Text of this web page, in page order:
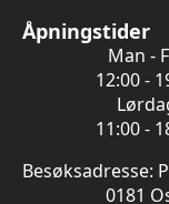
Åpningstider
Man -
12:00 -
11:00 -
Besøksadresse:
0181